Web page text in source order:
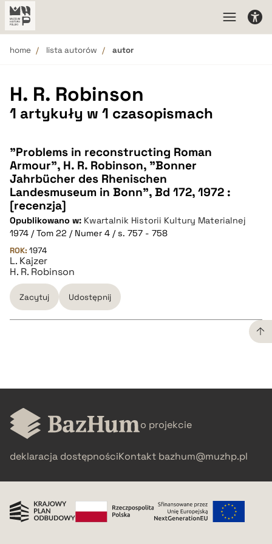
home lista autorów autor
H. R. Robinson
1 artykuły w 1 czasopismach
"Problems in reconstructing Roman
Armour", H. R. Robinson, "Bonner
Jahrbücher des Rhenischen
Landesmuseum in Bonn", Bd 172, 1972 :
[recenzja]
Opublikowano w: Kwartalnik Historii Kultury Materialnej
1974 / Tom 22 / Numer 4 / s. 757 - 758
ROK: 1974
L. Kajzer
H. R. Robinson
Zacytuj Udostępnij
BIBTEX
pobierz cytat
o projekcie
deklaracja dostępnościKontakt bazhum@muzhp.pl